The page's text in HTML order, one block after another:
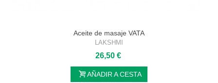
Aceite de masaje VATA
LAKSHMI
26,50 €
AÑADIR A CESTA